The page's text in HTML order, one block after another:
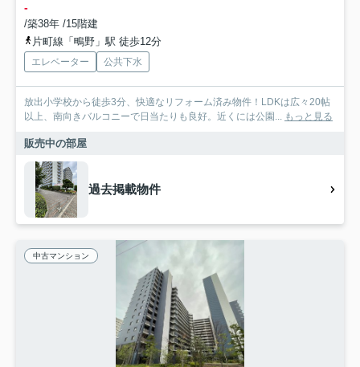
-
/築38年 /15階建
片町線「鴫野」駅 徒歩12分
エレベーター 公共下水
放出小学校から徒歩3分、快適なリフォーム済み物件！LDKは広々20帖
以上、南向きバルコニーで日当たりも良好。近くには公園... もっと見る
販売中の部屋
過去掲載物件
中古マンション